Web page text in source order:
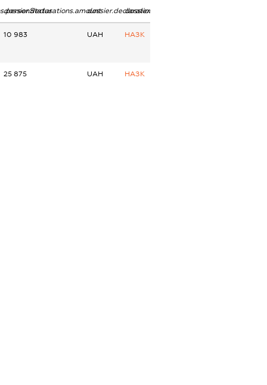
dossier.declarations.amountdossier.declarations.currency
dossier.declarations.source
10 983 UAH НАЗК
25 875 UAH НАЗК